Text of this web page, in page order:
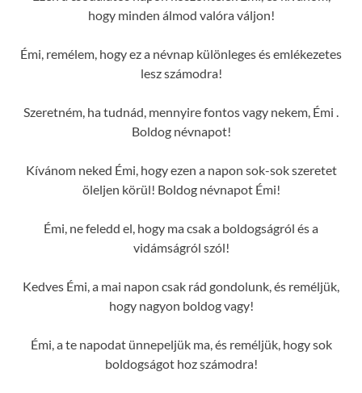
hogy minden álmod valóra váljon!
Émi, remélem, hogy ez a névnap különleges és emlékezetes
lesz számodra!
Szeretném, ha tudnád, mennyire fontos vagy nekem, Émi .
Boldog névnapot!
Kívánom neked Émi, hogy ezen a napon sok-sok szeretet
öleljen körül! Boldog névnapot Émi!
Émi, ne feledd el, hogy ma csak a boldogságról és a
vidámságról szól!
Kedves Émi, a mai napon csak rád gondolunk, és reméljük,
hogy nagyon boldog vagy!
Émi, a te napodat ünnepeljük ma, és reméljük, hogy sok
boldogságot hoz számodra!